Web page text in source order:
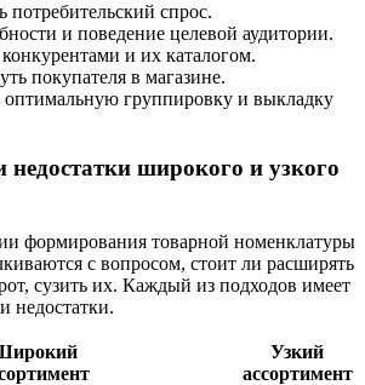
потребительский спрос.
и поведение целевой аудитории.
и их каталогом.
покупателя в магазине.
оптимальную группировку и выкладку
широкого и узкого
формирования товарной номенклатуры
с вопросом, стоит ли расширять
сузить их. Каждый из подходов имеет
недостатки.
Узкий
ассортимент